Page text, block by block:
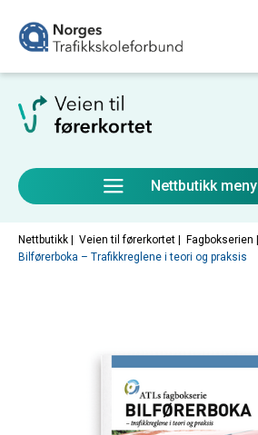
Nettbutikk meny
Nettbutikk | Veien til førerkortet Fagbokserien
Bilførerboka – Trafikkreglene i teori og praksis